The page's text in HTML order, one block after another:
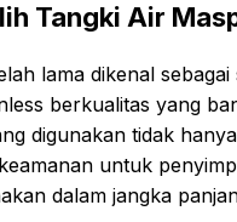
Tangki Air
lama dikenal sebagai
berkualitas yang
digunakan tidak
untuk
dalam jangka